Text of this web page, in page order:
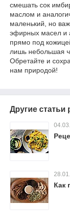
смешать сок
маслом и
маленький, но
эфирных масел и
прямо под
лишь небольшая
Обретайте и
нам природой!
Другие статьи
Как